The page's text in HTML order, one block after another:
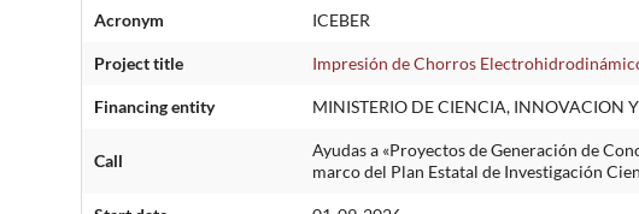
Acronym ICEBER
Project title Impresión de Chorros
Financing entity MINISTERIO DE CIENCIA, INNOVACION
Call
Ayudas a «Proyectos de Generación de
marco del Plan Estatal de Investigación